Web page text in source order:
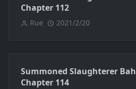
Chapter 112
Rue 2021/2/20
Summoned Slaughterer
Chapter 114